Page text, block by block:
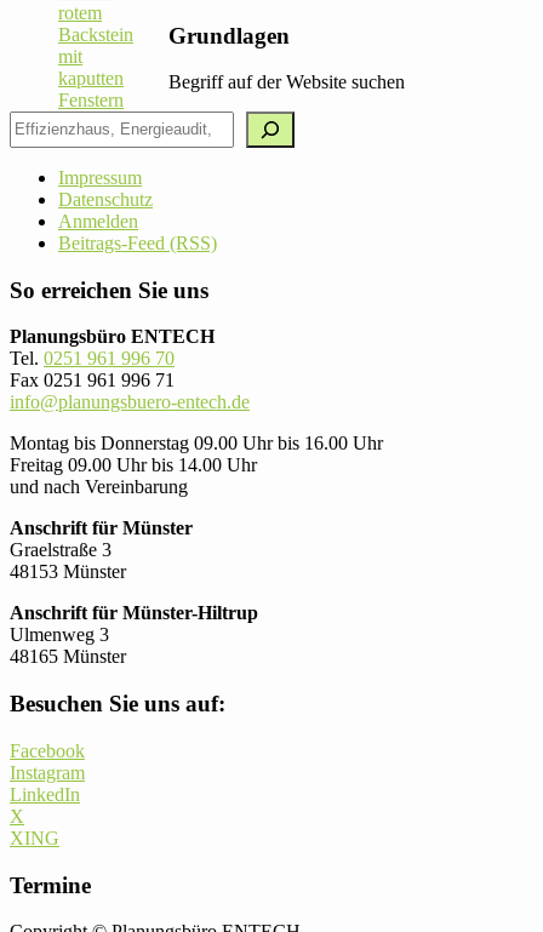
Grundlagen
Begriff auf der Website suchen
Impressum
Datenschutz
Anmelden
Beitrags-Feed (RSS)
So erreichen Sie uns
Planungsbüro ENTECH
Tel. 0251 961 996 70
Fax 0251 961 996 71
info@planungsbuero-entech.de
Montag bis Donnerstag 09.00 Uhr bis 16.00 Uhr
Freitag 09.00 Uhr bis 14.00 Uhr
und nach Vereinbarung
Anschrift für Münster
Graelstraße 3
48153 Münster
Anschrift für Münster-Hiltrup
Ulmenweg 3
48165 Münster
Besuchen Sie uns auf:
Facebook
Instagram
LinkedIn
X
XING
Termine